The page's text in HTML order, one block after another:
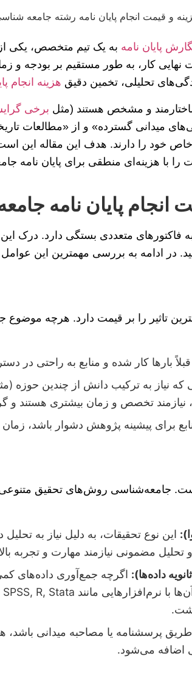
پایان نامه به یک تیم متخصص، یکی
نهایی کار، به طور مستقیم بر بودجه و
تحلیلی، تخمین دقیق هزینه انجام
و مشخص هستند (مثل برخی
میدانی گسترده» و از «مطالعات
خاص خود را دارند. هدف این مقاله این
را با هزینه‌ای منطقی برای پایان نامه
انجام پایان نامه
فاکتورهای متعددی بستگی دارد. درک
در ادامه به بررسی مهمترین این
تاثیر را بر قیمت دارد. هرچه موضوع
بارها کار شده و منابع به راحتی در
نیاز به ترکیب دانش از چندین حوزه
تخصص و زمان بیشتری هستند و
برای پیشینه پژوهش دشوار باشد،
جامعه‌شناسی روش‌های تحقیق متنوعی
این نوع تحقیقات، به دلیل نیاز به
تحلیل مضمونی نیازمند مهارت و تجربه
داده‌ها): اگرچه جمع‌آوری داده‌های
طریق پرسشنامه یا مصاحبه میدانی
اضافه می‌شود.